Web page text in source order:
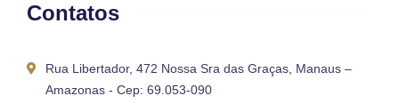
Contatos
Rua Libertador, 472 Nossa Sra das Graças, Manaus –
Amazonas - Cep: 69.053-090